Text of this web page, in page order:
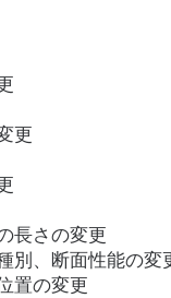
更
長さの変更
別、断面性能の変
置の変更